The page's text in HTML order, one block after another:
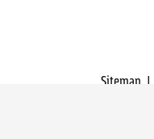
Sitemap |